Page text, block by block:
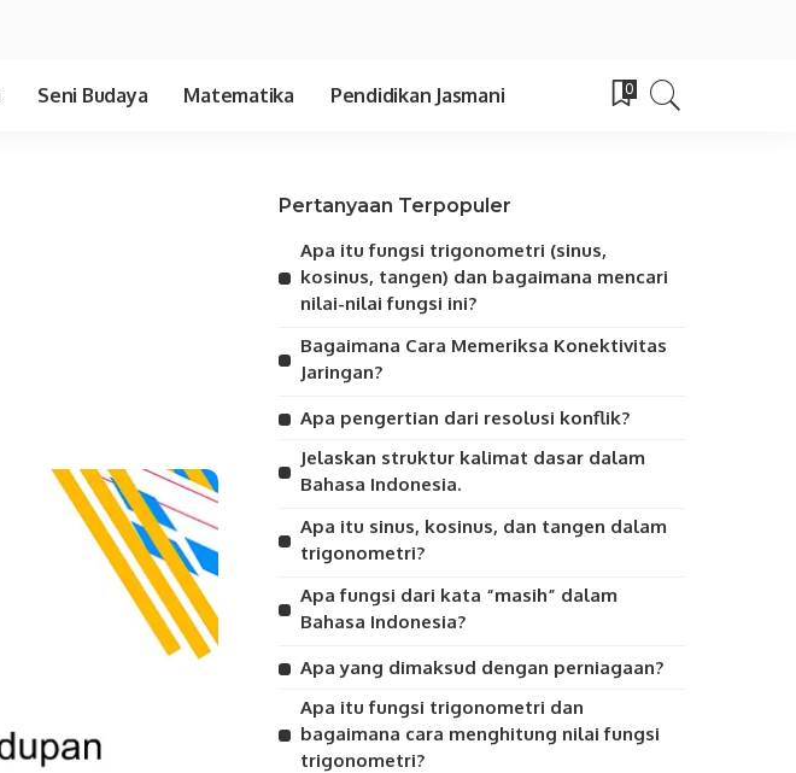
Seni Budaya Matematika Pendidikan Jasmani 0
Pertanyaan Terpopuler
Apa itu fungsi trigonometri (sinus,
kosinus, tangen) dan bagaimana mencari
nilai-nilai fungsi ini?
Bagaimana Cara Memeriksa Konektivitas
Jaringan?
Apa pengertian dari resolusi konflik?
Jelaskan struktur kalimat dasar dalam
Bahasa Indonesia.
Apa itu sinus, kosinus, dan tangen dalam
trigonometri?
Apa fungsi dari kata “masih” dalam
Bahasa Indonesia?
Apa yang dimaksud dengan perniagaan?
Apa itu fungsi trigonometri dan
bagaimana cara menghitung nilai fungsi
trigonometri?